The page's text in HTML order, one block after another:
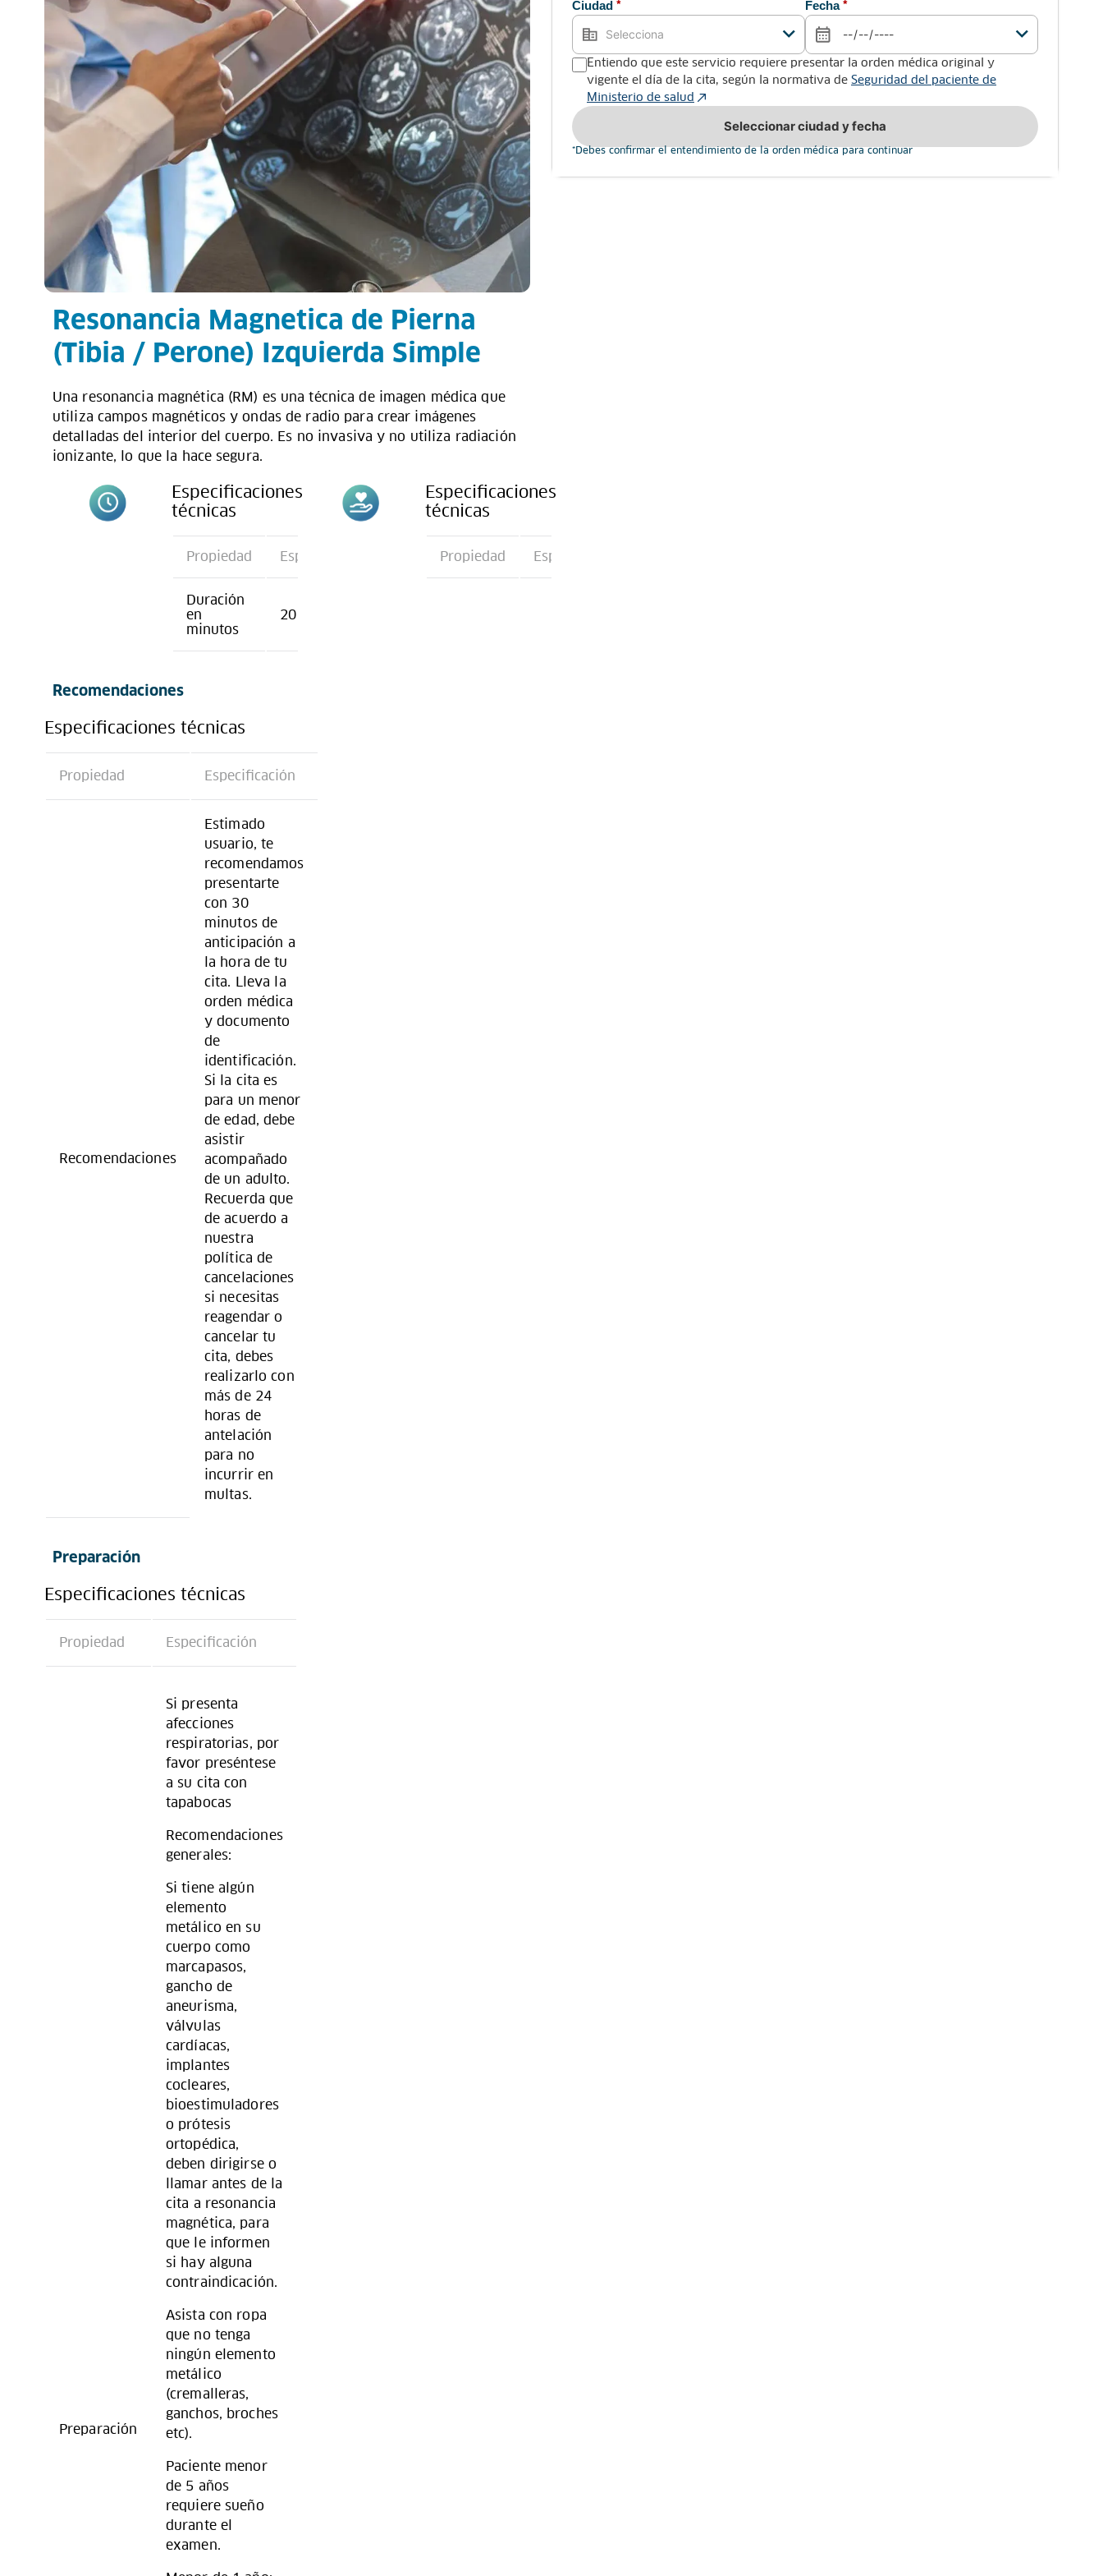
Resonancia Magnetica de Pierna
(Tibia / Perone) Izquierda Simple
Una resonancia magnética (RM) es una técnica de imagen médica que
utiliza campos magnéticos y ondas de radio para crear imágenes
detalladas del interior del cuerpo. Es no invasiva y no utiliza radiación
ionizante, lo que la hace segura.
Especificaciones
técnicas
Propiedad Especificación
Duración
en
minutos
20
Especificaciones
técnicas
Propiedad Especificación
Recomendaciones
Especificaciones técnicas
Propiedad Especificación
Recomendaciones
Estimado
usuario, te
recomendamos
presentarte
con 30
minutos de
anticipación a
la hora de tu
cita. Lleva la
orden médica
y documento
de
identificación.
Si la cita es
para un menor
de edad, debe
asistir
acompañado
de un adulto.
Recuerda que
de acuerdo a
nuestra
política de
cancelaciones
si necesitas
reagendar o
cancelar tu
cita, debes
realizarlo con
más de 24
horas de
antelación
para no
incurrir en
multas.
Preparación
Especificaciones técnicas
Propiedad Especificación
Preparación
Si presenta
afecciones
respiratorias, por
favor preséntese
a su cita con
tapabocas
Recomendaciones
generales:
Si tiene algún
elemento
metálico en su
cuerpo como
marcapasos,
gancho de
aneurisma,
válvulas
cardíacas,
implantes
cocleares,
bioestimuladores
o prótesis
ortopédica,
deben dirigirse o
llamar antes de la
cita a resonancia
magnética, para
que le informen
si hay alguna
contraindicación.
Asista con ropa
que no tenga
ningún elemento
metálico
(cremalleras,
ganchos, broches
etc).
Paciente menor
de 5 años
requiere sueño
durante el
examen.
Ciudad * Fecha *
Entiendo que este servicio requiere presentar la orden médica original y
vigente el día de la cita, según la normativa de Seguridad del paciente de
Ministerio de salud
Seleccionar ciudad y fecha
*Debes confirmar el entendimiento de la orden médica para continuar